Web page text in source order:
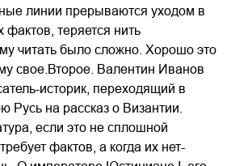
линии прерываются уходом в
фактов, теряется нить
читать было сложно. Хорошо это
свое.Второе. Валентин Иванов
историк, переходящий в
Русь на рассказ о Византии.
если это не сплошной
фактов, а когда их нет-